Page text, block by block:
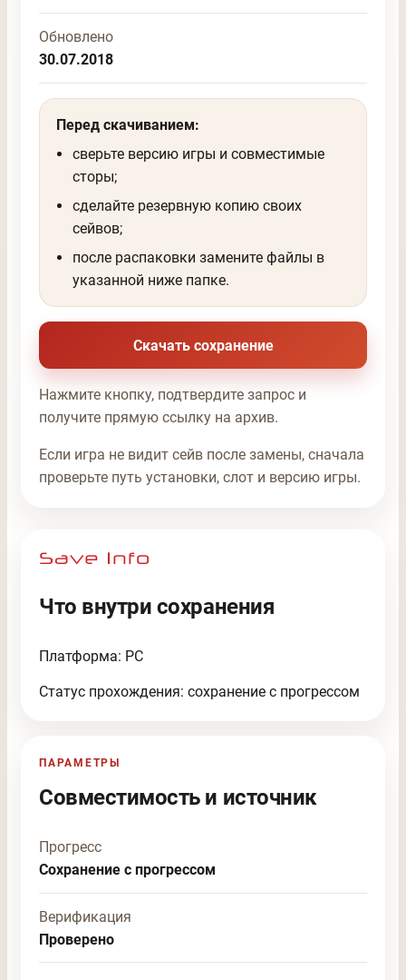
Обновлено
30.07.2018
Перед скачиванием:
сверьте версию игры и совместимые
сторы;
сделайте резервную копию своих
сейвов;
после распаковки замените файлы в
указанной ниже папке.
Скачать сохранение
Нажмите кнопку, подтвердите запрос и
получите прямую ссылку на архив.
Если игра не видит сейв после замены, сначала
проверьте путь установки, слот и версию игры.
Что внутри сохранения
Платформа: PC
Статус прохождения: сохранение с прогрессом
ПАРАМЕТРЫ
Совместимость и источник
Прогресс
Сохранение с прогрессом
Верификация
Проверено